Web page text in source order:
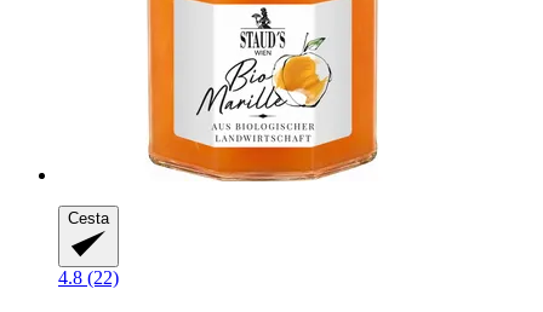
Cesta
4.8 (22)